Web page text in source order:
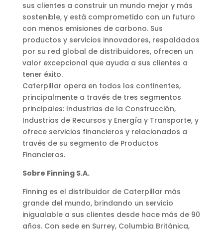
sus clientes a construir un mundo mejor y más
sostenible, y está comprometido con un futuro
con menos emisiones de carbono. Sus
productos y servicios innovadores, respaldados
por su red global de distribuidores, ofrecen un
valor excepcional que ayuda a sus clientes a
tener éxito.
Caterpillar opera en todos los continentes,
principalmente a través de tres segmentos
principales: Industrias de la Construcción,
Industrias de Recursos y Energía y Transporte, y
ofrece servicios financieros y relacionados a
través de su segmento de Productos
Financieros.
Sobre Finning S.A.
Finning es el distribuidor de Caterpillar más
grande del mundo, brindando un servicio
inigualable a sus clientes desde hace más de 90
años. Con sede en Surrey, Columbia Británica,